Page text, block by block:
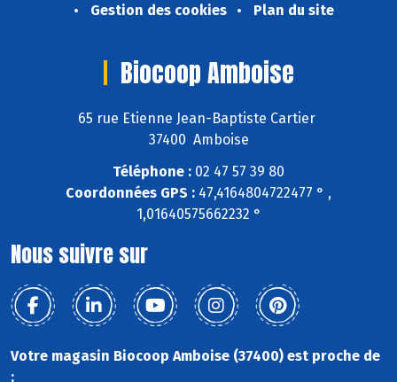
Gestion des cookies
Plan du site
Biocoop Amboise
65 rue Etienne Jean-Baptiste Cartier
37400 Amboise
Téléphone : 02 47 57 39 80
Coordonnées GPS : 47,4164804722477 ° ,
1,01640575662232 °
Nous suivre sur
Votre magasin Biocoop Amboise (37400) est proche de
: